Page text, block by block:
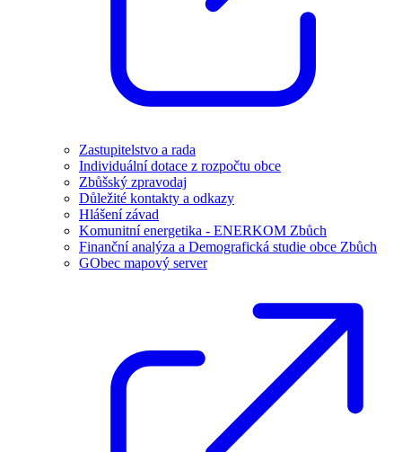
Zastupitelstvo a rada
Individuální dotace z rozpočtu obce
Zbůšský zpravodaj
Důležité kontakty a odkazy
Hlášení závad
Komunitní energetika - ENERKOM Zbůch
Finanční analýza a Demografická studie obce Zbůch
GObec mapový server